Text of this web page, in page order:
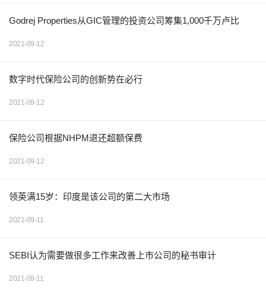
Godrej Properties从GIC管理的投资公司筹集1,000千万卢比
2021-09-12
数字时代保险公司的创新势在必行
2021-09-12
保险公司根据NHPM退还超额保费
2021-09-12
领英满15岁：印度是该公司的第二大市场
2021-09-11
SEBI认为需要做很多工作来改善上市公司的秘书审计
2021-09-11